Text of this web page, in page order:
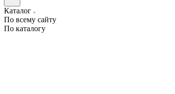
Каталог
По всему сайту
По каталогу